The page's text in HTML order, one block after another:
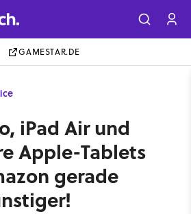
GAMESTAR.DE
iPad Air und
Apple-Tablets
gerade